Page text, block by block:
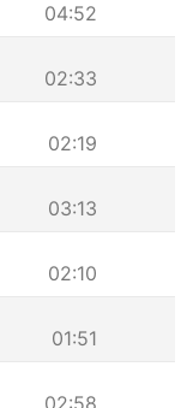
04:52
02:33
02:19
03:13
02:10
01:51
02:58